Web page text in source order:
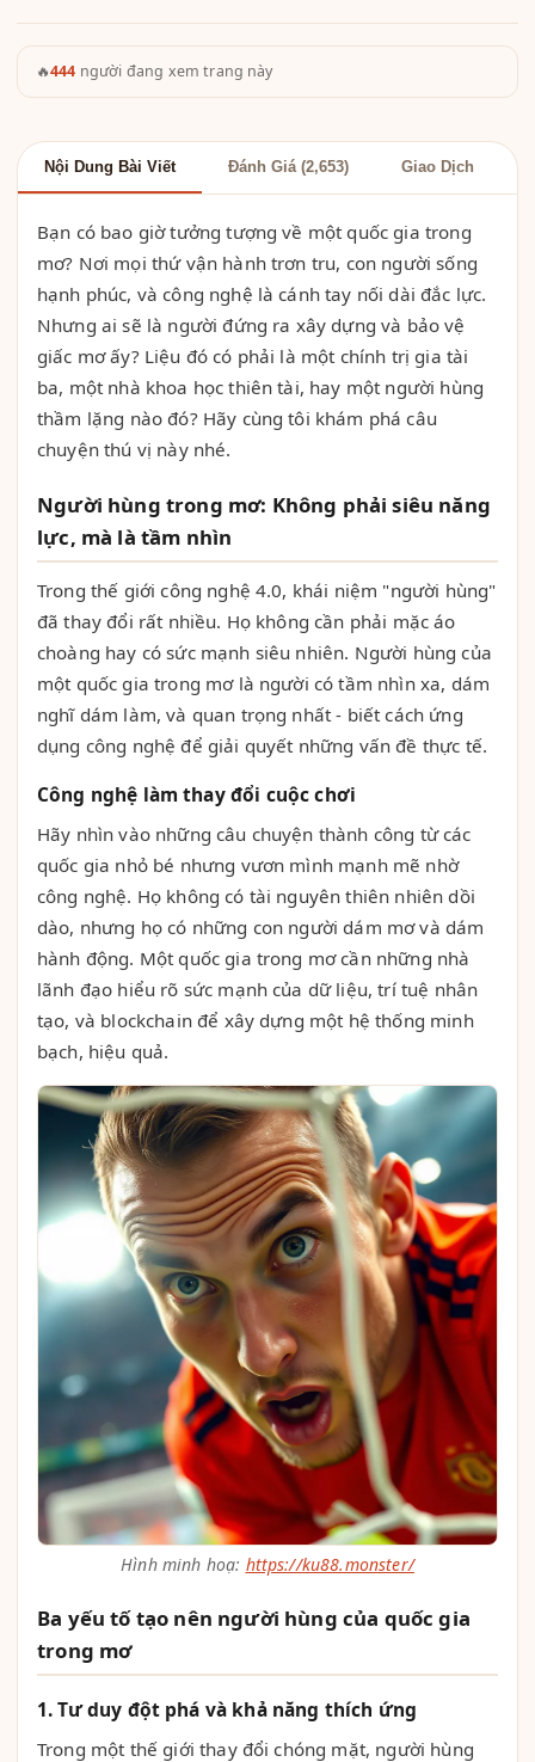
🔥444 người đang xem trang này
Nội Dung Bài Viết Đánh Giá (2,653) Giao Dịch
Bạn có bao giờ tưởng tượng về một quốc gia trong
mơ? Nơi mọi thứ vận hành trơn tru, con người sống
hạnh phúc, và công nghệ là cánh tay nối dài đắc lực.
Nhưng ai sẽ là người đứng ra xây dựng và bảo vệ
giấc mơ ấy? Liệu đó có phải là một chính trị gia tài
ba, một nhà khoa học thiên tài, hay một người hùng
thầm lặng nào đó? Hãy cùng tôi khám phá câu
chuyện thú vị này nhé.
Người hùng trong mơ: Không phải siêu năng
lực, mà là tầm nhìn
Trong thế giới công nghệ 4.0, khái niệm "người hùng"
đã thay đổi rất nhiều. Họ không cần phải mặc áo
choàng hay có sức mạnh siêu nhiên. Người hùng của
một quốc gia trong mơ là người có tầm nhìn xa, dám
nghĩ dám làm, và quan trọng nhất - biết cách ứng
dụng công nghệ để giải quyết những vấn đề thực tế.
Công nghệ làm thay đổi cuộc chơi
Hãy nhìn vào những câu chuyện thành công từ các
quốc gia nhỏ bé nhưng vươn mình mạnh mẽ nhờ
công nghệ. Họ không có tài nguyên thiên nhiên dồi
dào, nhưng họ có những con người dám mơ và dám
hành động. Một quốc gia trong mơ cần những nhà
lãnh đạo hiểu rõ sức mạnh của dữ liệu, trí tuệ nhân
tạo, và blockchain để xây dựng một hệ thống minh
bạch, hiệu quả.
Hình minh hoạ: https://ku88.monster/
Ba yếu tố tạo nên người hùng của quốc gia
trong mơ
1. Tư duy đột phá và khả năng thích ứng
Trong một thế giới thay đổi chóng mặt, người hùng